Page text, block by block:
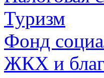
Туризм
Фонд
ЖКХ и